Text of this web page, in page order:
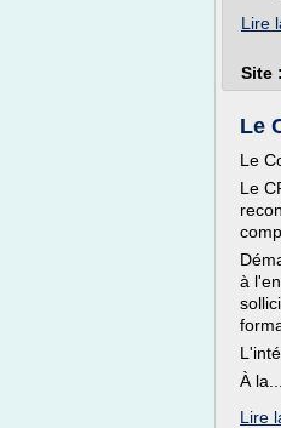
Lire
Site :
Le
Le
Le
à
À la...
Lire